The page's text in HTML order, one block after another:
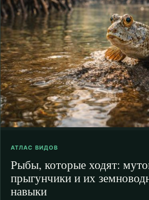
АТЛАС ВИДОВ
Рыбы, которые ходят:
прыгунчики и их
навыки